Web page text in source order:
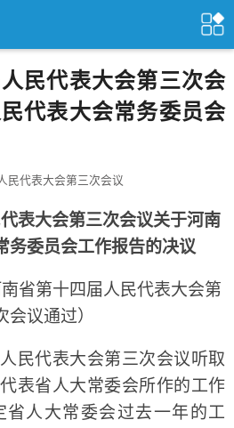
民代表大会第三次会
代表大会常务委员会
民代表大会第三次会议
表大会第三次会议关于河南
务委员会工作报告的决议
省第十四届人民代表大会第
会议通过）
代表大会第三次会议听取
表省人大常委会所作的工作
省人大常委会过去一年的工